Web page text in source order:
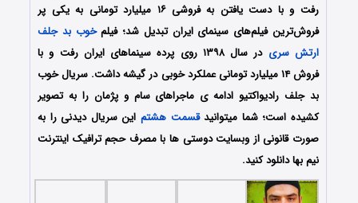
رفت و با دست یافتن به فروشی ۱۶ میلیارد تومانی به یکی پر
فروش‌ترین فیلم‌های سینمای ایران تبدیل شد؛ فیلمخوب بد جلف
ارتش سری
در سال ۱۳۹۸ روی پرده سینماهای ایران رفت و با
فروش ۱۴ میلیارد تومانی عملکرد خوبی در گیشه داشت. سریال خوب
بد جلف رادیواکتیو ادامه ی ماجراهای سام و پژمان را به تصویر
کشیده است؛ شما میتوانیدقسمت هشتم این سریال دیدنی را به
صورت قانونی از وبسایت دوستی ها با مصرف حجم ترافیک اینترنت
نیم بها دانلود کنید.